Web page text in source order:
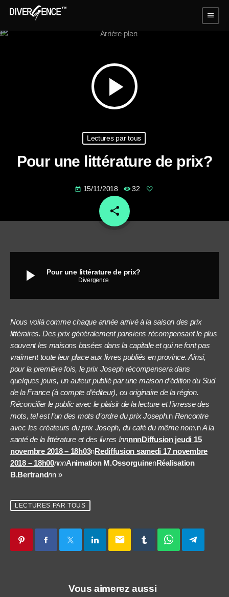
menu
play_arrow
Lectures par tous
Pour une littérature de prix?
today 15/11/2018 32
share
email
play_arrow Pour une littérature de prix?
Divergence
Nous voilà comme chaque année arrivé à la saison des prix
littéraires. Des prix généralement parisiens récompensant le plus
souvent les maisons basées dans la capitale et qui ne font pas
vraiment toute leur place aux livres publiés en province. Ainsi,
pour la première fois, le prix Joseph récompensera dans
quelques jours, un auteur publié par une maison d’édition du Sud
de la France (à compte d’éditeur), ou originaire de la région.
Réconcilier le public avec le plaisir de la lecture et l’ivresse des
mots, tel est l’un des mots d’ordre du prix Joseph.n Rencontre
avec les créateurs du prix Joseph, du café du même nom.nA la
santé de la littérature et des livres !nnnnnDiffusion jeudi 15
novembre 2018 – 18h03nRediffusion samedi 17 novembre
2018 – 18h00nnnAnimation M.OssorguinenRéalisation
B.Bertrandnn »
LECTURES PAR TOUS
email
Vous aimerez aussi